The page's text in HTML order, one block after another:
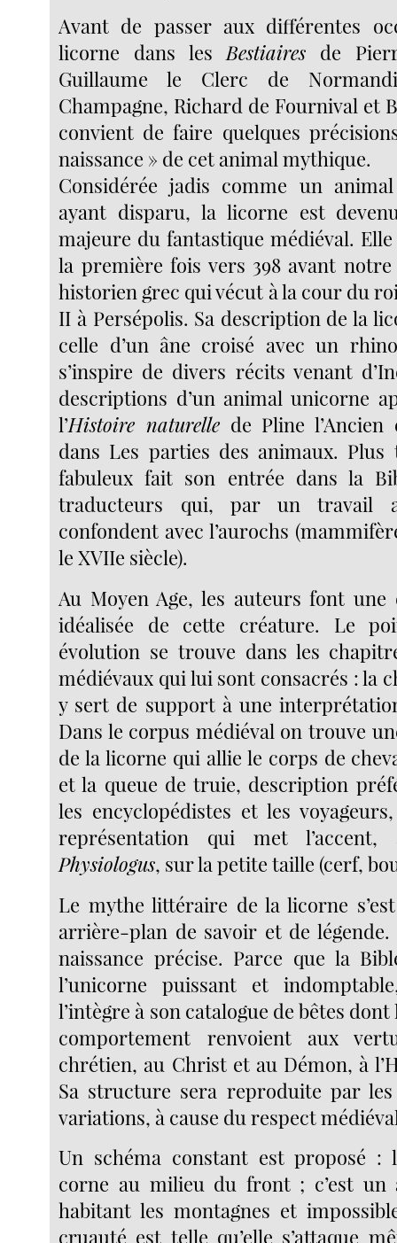
Avant de passer aux différentes
licorne dans lesBestiaires de
Guillaume le Clerc de
Champagne, Richard de Fournival et
convient de faire quelques
naissance » de cet animal mythique.
Considérée jadis comme un
ayant disparu, la licorne est
majeure du fantastique médiéval.
la première fois vers 398 avant
historien grec qui vécut à la cour du
II à Persépolis. Sa description de la
celle d’un âne croisé avec un
s’inspire de divers récits venant
descriptions d’un animal unicorne
l’Histoire naturellede Pline l’Ancien
dans Les parties des animaux.
fabuleux fait son entrée dans la
traducteurs qui, par un travail
confondent avec l’aurochs
le XVIIe siècle).
Au Moyen Age, les auteurs font
idéalisée de cette créature. Le
évolution se trouve dans les
médiévaux qui lui sont consacrés : la
y sert de support à une
Dans le corpus médiéval on trouve
de la licorne qui allie le corps de
et la queue de truie, description
les encyclopédistes et les
représentation qui met
Physiologus, sur la petite taille (cerf,
Le mythe littéraire de la licorne
arrière-plan de savoir et de
naissance précise. Parce que la
l’unicorne puissant et
l’intègre à son catalogue de bêtes dont
comportement renvoient aux
chrétien, au Christ et au Démon, à
Sa structure sera reproduite par les
variations, à cause du respect
Un schéma constant est proposé :
corne au milieu du front ; c’est un
habitant les montagnes et
cruauté est telle qu’elle s’attaque